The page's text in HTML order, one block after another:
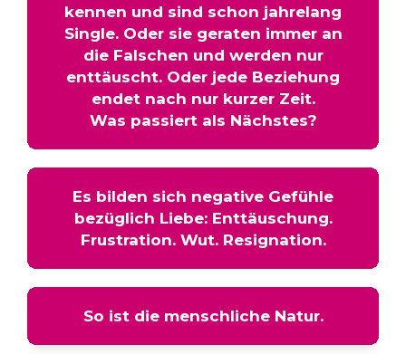
kennen und sind schon jahrelang
Single. Oder sie geraten immer an
die Falschen und werden nur
enttäuscht. Oder jede Beziehung
endet nach nur kurzer Zeit.
Was passiert als Nächstes?
Es bilden sich negative Gefühle
bezüglich Liebe: Enttäuschung.
Frustration. Wut. Resignation.
So ist die menschliche Natur.